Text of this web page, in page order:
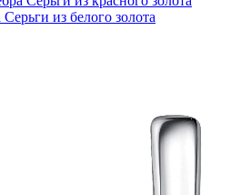
Серьги из белого золота